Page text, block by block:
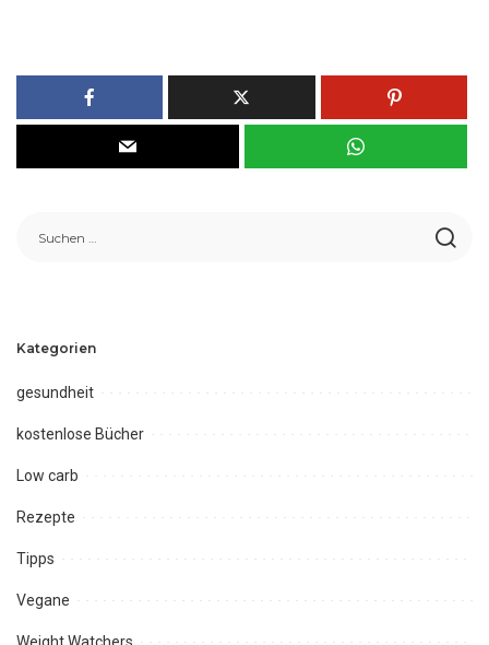
Kategorien
gesundheit
kostenlose Bücher
Low carb
Rezepte
Tipps
Vegane
Weight Watchers